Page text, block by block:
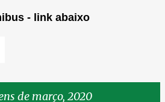
- link abaixo
de março, 2020